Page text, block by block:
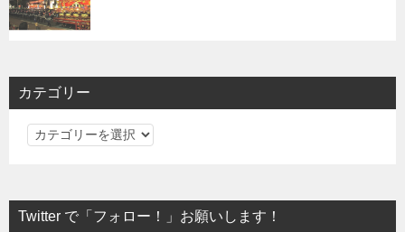
カテゴリー
カ
リ
ー
Twitter で「フォロー！」お願いします！